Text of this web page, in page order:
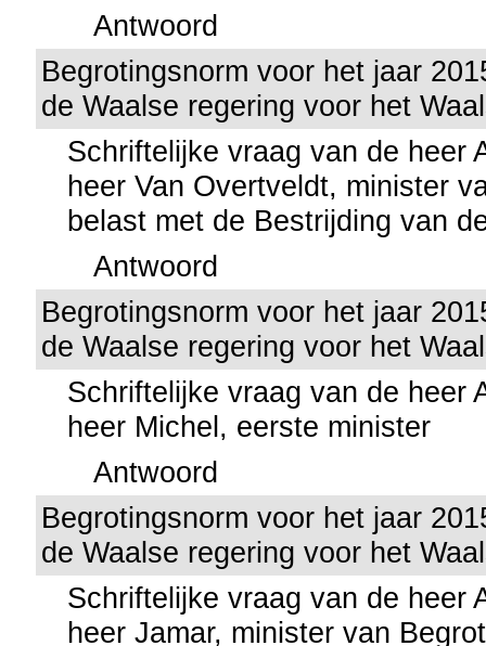
Antwoord
Begrotingsnorm voor het jaar
de Waalse regering voor het
Schriftelijke vraag van de heer
heer Van Overtveldt, minister
belast met de Bestrijding van
Antwoord
Begrotingsnorm voor het jaar
de Waalse regering voor het
Schriftelijke vraag van de heer
heer Michel, eerste minister
Antwoord
Begrotingsnorm voor het jaar
de Waalse regering voor het
Schriftelijke vraag van de heer
heer Jamar, minister van